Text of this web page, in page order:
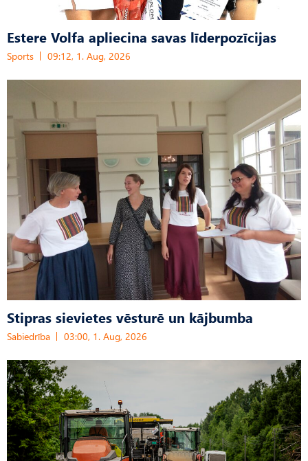
Estere Volfa apliecina savas līderpozīcijas
Sports 09:12, 1. Aug, 2026
Stipras sievietes vēsturē un kājbumba
Sabiedrība 03:00, 1. Aug, 2026